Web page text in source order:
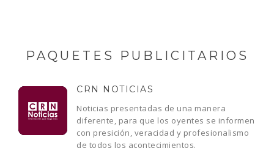
PAQUETES PUBLICITARIOS
CRN NOTICIAS
Noticias presentadas de una manera
diferente, para que los oyentes se informen
con presición, veracidad y profesionalismo
de todos los acontecimientos.